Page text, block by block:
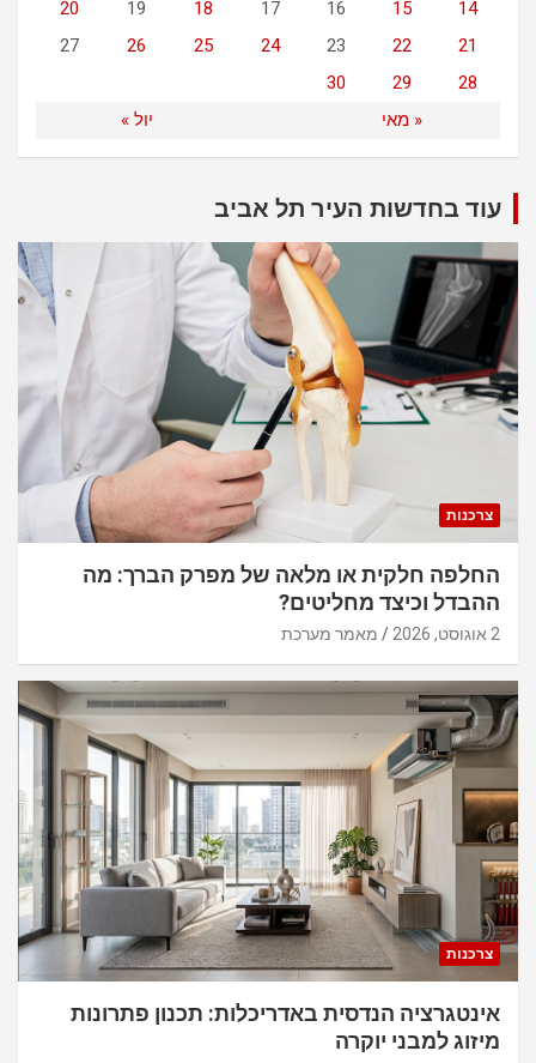
« מאי יול »
14
15
16
17
18
19
20
21
22
23
24
25
26
27
28
29
30
עוד בחדשות העיר תל אביב
צרכנות
החלפה חלקית או מלאה של מפרק הברך: מה
ההבדל וכיצד מחליטים?
2 אוגוסט, 2026 מאמר מערכת
צרכנות
אינטגרציה הנדסית באדריכלות: תכנון פתרונות
מיזוג למבני יוקרה